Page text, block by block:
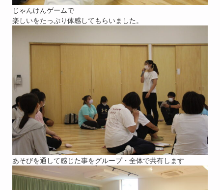
じゃんけんゲームで
楽しいをたっぷり体感してもらいました。
あそびを通して感じた事をグループ・全体で共有します